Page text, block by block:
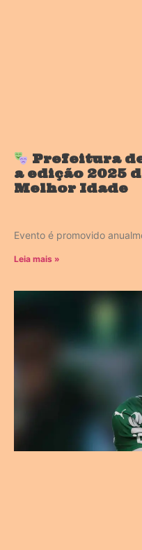
Prefeitura
a edição 2025
Melhor Idade
Evento é promovido
Leia mais »